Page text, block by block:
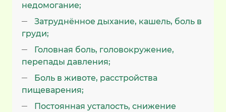
недомогание;
Затруднённое дыхание, кашель, боль в
груди;
Головная боль, головокружение,
перепады давления;
Боль в животе, расстройства
пищеварения;
Постоянная усталость, снижение